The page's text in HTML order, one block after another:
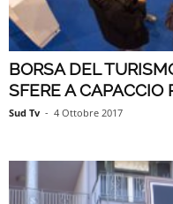
BORSA DEL
SFERE A CAPACCIO
Sud Tv - 4 Ottobre 2017